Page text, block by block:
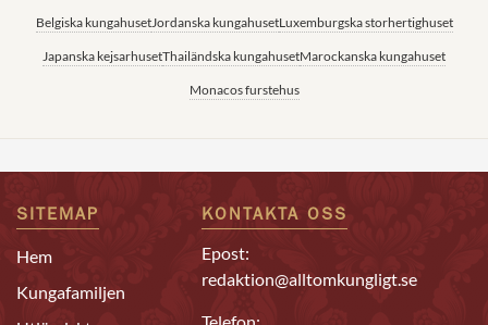
Belgiska kungahusetJordanska kungahusetLuxemburgska storhertighuset
Japanska kejsarhusetThailändska kungahusetMarockanska kungahuset
Monacos furstehus
SITEMAP
Hem
Kungafamiljen
KONTAKTA OSS
Epost:
redaktion@alltomkungligt.se